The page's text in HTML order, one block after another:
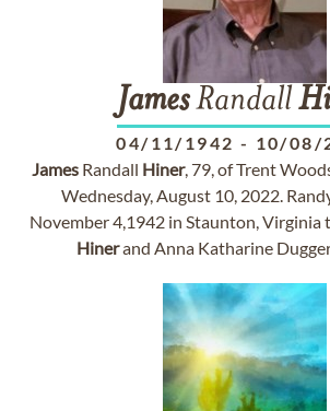
JamesRandall
04/11/1942 - 10/08/
JamesRandall Hiner, 79, of Trent
Wednesday, August 10, 2022.
November 4,1942 in Staunton, Virginia
Hinerand Anna Katharine